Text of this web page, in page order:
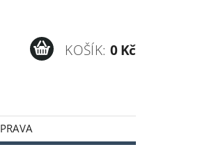
KOŠÍK: 0 Kč